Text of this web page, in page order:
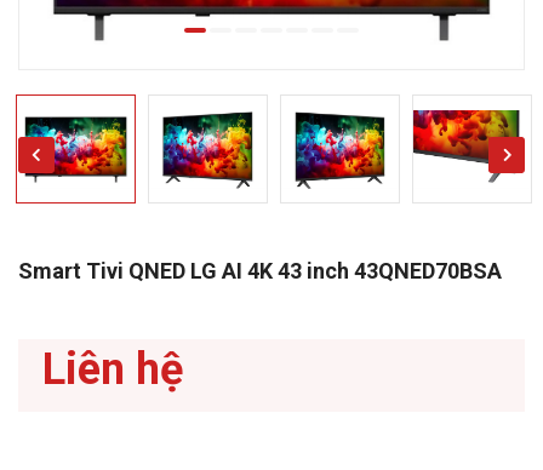
Smart Tivi QNED LG AI 4K 43 inch 43QNED70BSA
Liên hệ